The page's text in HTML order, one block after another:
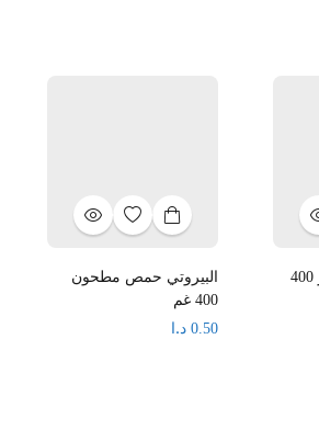
البيروتي بازلاء وجزر 400
البيروتي حمص مطحون
400 غم
0.50 د.ا